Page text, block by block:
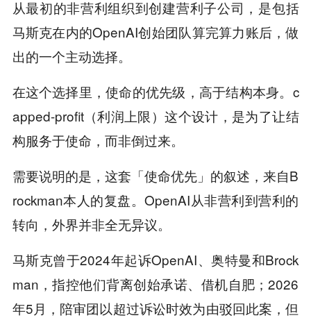
从最初的非营利组织到创建营利子公司，是包括
马斯克在内的OpenAI创始团队算完算力账后，做
出的一个主动选择。
在这个选择里，使命的优先级，高于结构本身。c
apped-profit（利润上限）这个设计，是为了让结
构服务于使命，而非倒过来。
需要说明的是，这套「使命优先」的叙述，来自B
rockman本人的复盘。OpenAI从非营利到营利的
转向，外界并非全无异议。
马斯克曾于2024年起诉OpenAI、奥特曼和Brock
man，指控他们背离创始承诺、借机自肥；2026
年5月，陪审团以超过诉讼时效为由驳回此案，但